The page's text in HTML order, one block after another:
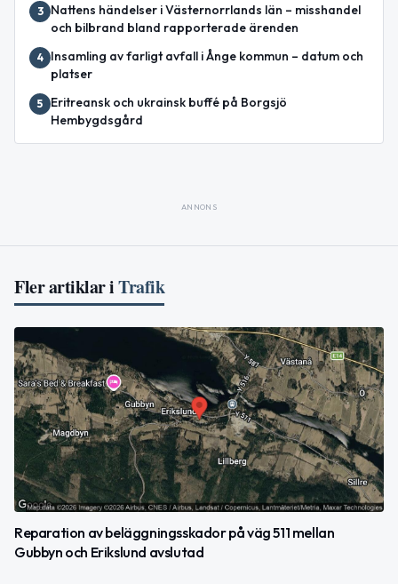
3
Nattens händelser i Västernorrlands län – misshandel
och bilbrand bland rapporterade ärenden
4
Insamling av farligt avfall i Ånge kommun – datum och
platser
5
Eritreansk och ukrainsk buffé på Borgsjö
Hembygdsgård
ANNONS
Fler artiklar iTrafik
Reparation av beläggningsskador på väg 511 mellan
Gubbyn och Erikslund avslutad